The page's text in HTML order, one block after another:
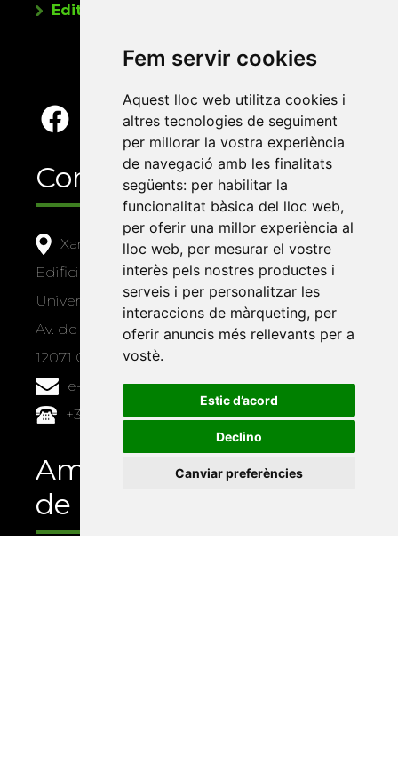
Fem servir cookies
Aquest lloc web utilitza cookies i
altres tecnologies de seguiment
per millorar la vostra experiència
de navegació amb les finalitats
següents: per habilitar la
funcionalitat bàsica del lloc web,
per oferir una millor experiència al
lloc web, per mesurar el vostre
interès pels nostres productes i
serveis i per personalitzar les
interaccions de màrqueting, per
oferir anuncis més rellevants per a
vostè.
Estic d’acord
Declino
Canviar preferències
Editorials universitàries a Twitter
Contacte
Xarxa Vives d'Universitats
Edifici Àgora
Universitat Jaume I, local 10
Av. de Vicent Sos Baynat, s/n
12071 Castelló de la Plana
e-buc@vives.org
+34 964 72 89 93
Amb el suport
de